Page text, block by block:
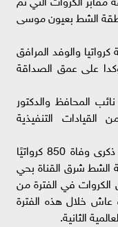
الشط بعيون موسى
والوفد المرافق
على عمق الصداقة
المحافظ والدكتور
التنفيذية
الجدير بالذكر أن دولة كرواتيا تقوم بإحياء ذكرى وفاة 850 كرواتيًا
شرق القناة بحي
الكروات في الفترة من
، حيث عاش خلال هذه الفترة